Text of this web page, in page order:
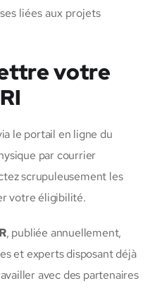
liées aux projets
votre
le portail en ligne du
par courrier
scrupuleusement les
votre éligibilité.
, publiée annuellement,
et experts disposant déjà
avec des partenaires